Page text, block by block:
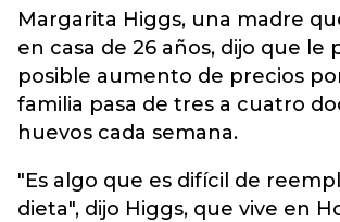
Margarita Higgs, una madre
en casa de 26 años, dijo que le
posible aumento de precios
familia pasa de tres a cuatro
huevos cada semana.
"Es algo que es difícil de
dieta", dijo Higgs, que vive en